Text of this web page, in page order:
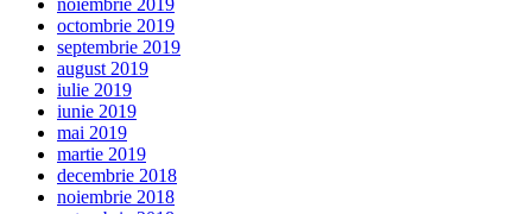
noiembrie 2019
octombrie 2019
septembrie 2019
august 2019
iulie 2019
iunie 2019
mai 2019
martie 2019
decembrie 2018
noiembrie 2018